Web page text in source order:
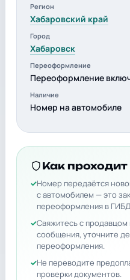
Регион
Хабаровский край
Город
Хабаровск
Переоформление
Переоформление
Наличие
Номер на автомобиле
Как
Номер передаётся
с автомобилем — это
переоформления в
Свяжитесь с
сообщения, уточните
переоформления.
Не переводите
проверки документов.